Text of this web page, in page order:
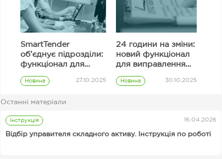
Останні матеріали
Інструкція 16.04.2026
Відбір управителя складного активу. Інструкція по роботі
SmartTender
об’єднує підрозділи:
функціонал для
узгодження
закупівель
Новина
закупівлі
27.10.2025
24 години на зміни:
новий функціонал
для виправлення
інформації в полях
тендерної
Новина 30.10.2025